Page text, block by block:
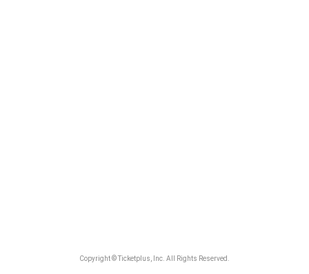
Copyright © Ticketplus, Inc. All Rights Reserved.